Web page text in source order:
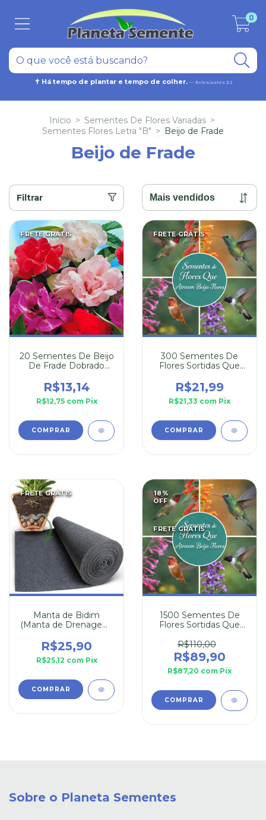
✝ Há tempo de plantar e tempo de colher. — Eclesiastes 3:2
0
Início > Sementes De Flores Variadas >
Sementes Flores Letra "B" > Beijo de Frade
Beijo de Frade
Filtrar
FRETE GRÁTIS
20 Sementes De Beijo
De Frade Dobrado
R$13,14
R$12,75 com Pix
FRETE GRÁTIS
300 Sementes De
Flores Sortidas Que
R$21,99
R$21,33 com Pix
FRETE GRÁTIS
Manta de Bidim
(Manta de Drenagem)
R$25,90
R$25,12 com Pix
18%
OFF
FRETE GRÁTIS
1500 Sementes De
Flores Sortidas Que
R$110,00
R$89,90
R$87,20 com Pix
Sobre o Planeta Sementes